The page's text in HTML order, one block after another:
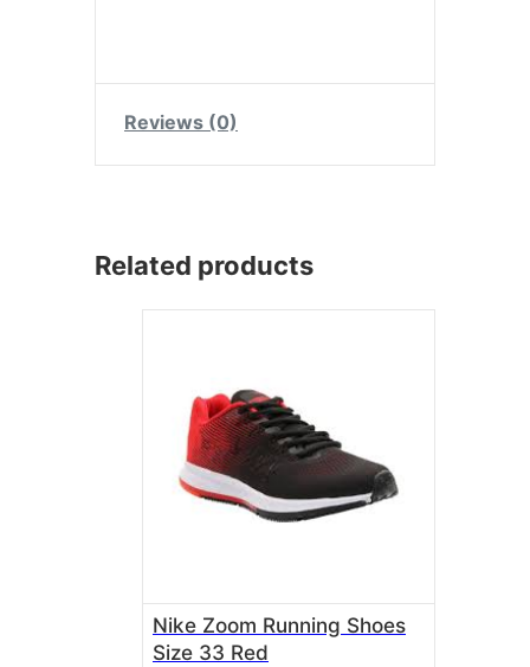
Reviews (0)
Related products
Nike Zoom Running Shoes
Size 33 Red